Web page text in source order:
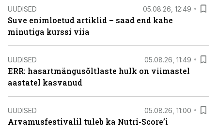
UUDISED 05.08.26, 12:49
Suve enimloetud artiklid – saad end kahe
minutiga kurssi viia
UUDISED 05.08.26, 11:49
ERR: hasartmängusõltlaste hulk on viimastel
aastatel kasvanud
UUDISED 05.08.26, 11:00
Arvamusfestivalil tuleb ka Nutri-Score’i